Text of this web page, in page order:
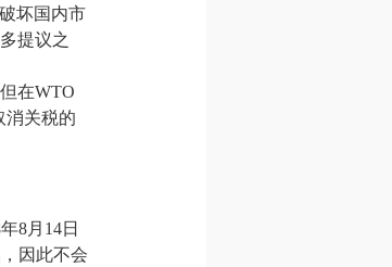
坏国内市
提议之
在WTO
消关税的
8月14日
因此不会